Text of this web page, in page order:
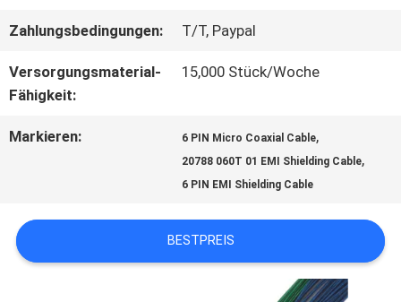
UNS
RECHTSSACHEN
Zahlungsbedingungen: T/T, Paypal
Versorgungsmaterial-
Fähigkeit:
15,000 Stück/Woche
Markieren: 6 PIN Micro Coaxial Cable,
20788 060T 01 EMI Shielding Cable,
6 PIN EMI Shielding Cable
BESTPREIS